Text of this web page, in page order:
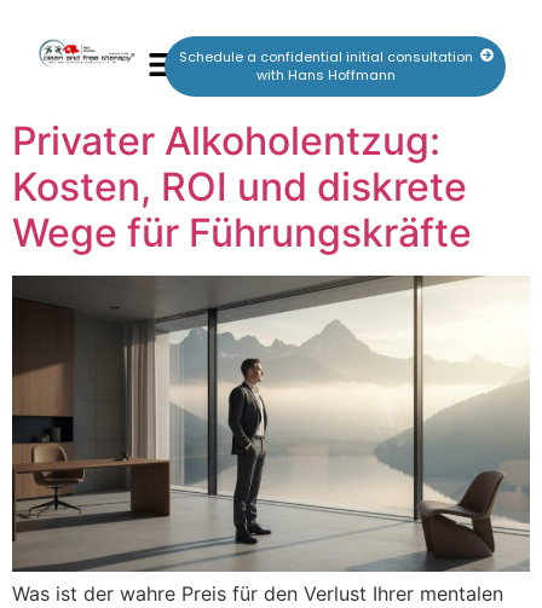
Schedule a confidential initial consultation
with Hans Hoffmann
Privater Alkoholentzug:
Kosten, ROI und diskrete
Wege für Führungskräfte
Was ist der wahre Preis für den Verlust Ihrer mentalen